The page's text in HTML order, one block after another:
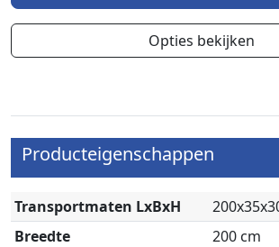
Opties bekijken
Producteigenschappen
Transportmaten LxBxH
Breedte
200 cm